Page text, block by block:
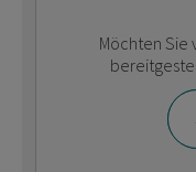
Möchten Sie